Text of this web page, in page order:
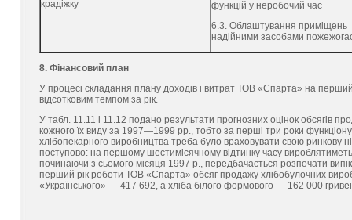
крадіжку
функцій у неробочий час
6.3. Облаштування приміщень
надійними засобами
8. Фінансовий план
У процесі складання плану доходів і витрат ТОВ «Спарта» на
відсотковим темпом за рік.
У табл. 11.11 і 11.12 подано результати прогнозних оцінок обсягів
кожного їх виду за 1997—1999 рр., тобто за перші три роки
хлібопекарного виробництва треба було враховувати свою
поступово: на першому шестимісячному відтинку часу
починаючи з сьомого місяця 1997 р., передбачається розпочати
перший рік роботи ТОВ «Спарта» обсяг продажу хлібобулочних
«Українського» — 417 692, а хліба білого формового — 162 000